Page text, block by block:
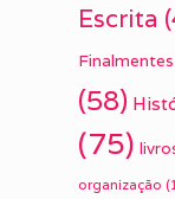
Escrita
Finalmentes
(58)
(75)
organização